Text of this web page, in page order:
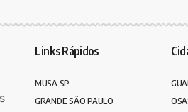
Links Rápidos
MUSA SP
GRANDE SÃO PAULO